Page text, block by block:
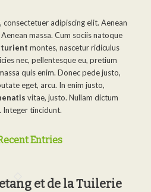
adipiscing elit. Aenean
massa. Cum sociis natoque
montes, nascetur ridiculus
nec, pellentesque eu, pretium
quis enim. Donec pede justo,
eget, arcu. In enim justo,
vitae, justo. Nullam dictum
Integer tincidunt.
Entries
et de la Tuilerie